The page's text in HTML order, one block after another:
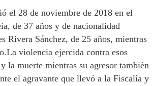
el 28 de noviembre de 2018 en el
de 37 años y de nacionalidad
Rivera Sánchez, de 25 años, mientras
violencia ejercida contra esos
la muerte mientras su agresor también
el agravante que llevó a la Fiscalía y